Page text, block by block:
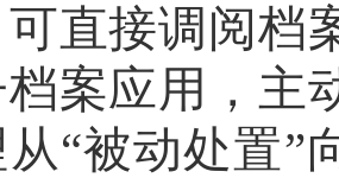
直接调阅档
案应用，主
“被动处置”